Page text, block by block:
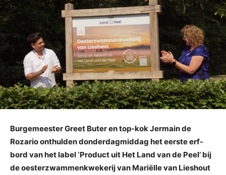
Burgemeester Greet Buter en top-kok Jermain de
Rozario onthulden donderdagmiddag het eerste erf-
bord van het label ‘Product uit Het Land van de Peel’ bij
de oesterzwammenkwekerij van Mariëlle van Lieshout